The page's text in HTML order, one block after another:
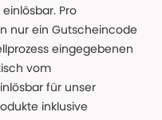
Pro
nur ein Gutscheincode
eingegebenen
vom
für unser
inklusive